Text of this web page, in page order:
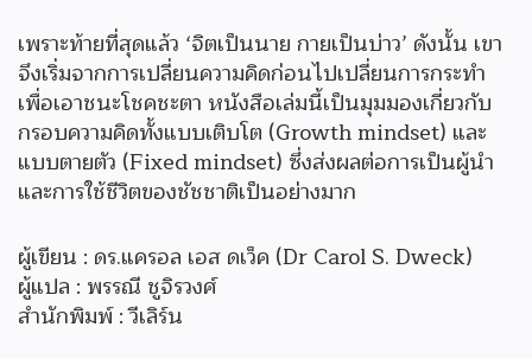
เพราะท้ายที่สุดแล้ว ‘จิตเป็นนาย กายเป็นบ่าว’ ดังนั้น เขา
จึงเริ่มจากการเปลี่ยนความคิดก่อนไปเปลี่ยนการกระทำ
เพื่อเอาชนะโชคชะตา หนังสือเล่มนี้เป็นมุมมองเกี่ยวกับ
กรอบความคิดทั้งแบบเติบโต (Growth mindset) และ
แบบตายตัว (Fixed mindset) ซึ่งส่งผลต่อการเป็นผู้นำ
และการใช้ชีวิตของชัชชาติเป็นอย่างมาก
ผู้เขียน : ดร.แครอล เอส ดเว็ค (Dr Carol S. Dweck)
ผู้แปล : พรรณี ชูจิรวงศ์
สำนักพิมพ์ : วีเลิร์น